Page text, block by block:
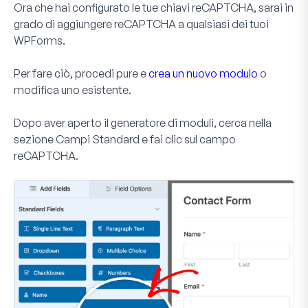
Ora che hai configurato le tue chiavi reCAPTCHA, sarai in
grado di aggiungere reCAPTCHA a qualsiasi dei tuoi
WPForms.
Per fare ciò, procedi pure ecrea un nuovo modulo o
modifica uno esistente.
Dopo aver aperto il generatore di moduli, cerca nella
sezione Campi Standard e fai clic sul campo
reCAPTCHA.